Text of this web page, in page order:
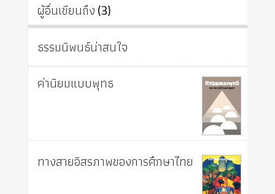
ผู้อื่นเขียนถึง(3)
ธรรมนิพนธ์น่าสนใจ
ค่านิยมแบบพุทธ
ทางสายอิสรภาพของการศึกษาไทย